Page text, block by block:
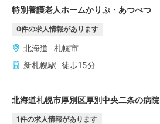
特別養護老人ホームかりぷ・あつべつ
0件の求人情報があります
北海道
札幌市
新札幌駅 徒歩15分
北海道札幌市厚別区厚別中央二条の病院
1件の求人情報があります